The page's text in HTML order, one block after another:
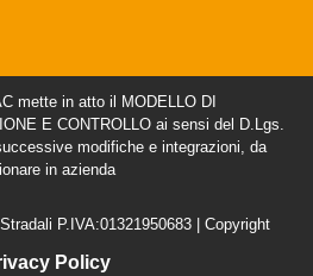
mette in atto il MODELLO DI
E CONTROLLO ai sensi del D.Lgs.
modifiche e integrazioni, da
in azienda
P.IVA:01321950683 | Copyright
Policy